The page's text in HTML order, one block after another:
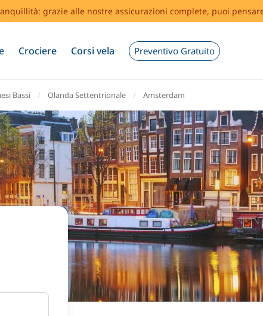
grazie alle nostre assicurazioni complete, puoi
Crociere Corsi vela Preventivo Gratuito
Bassi Olanda Settentrionale Amsterdam